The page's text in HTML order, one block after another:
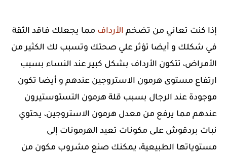
إذا كنت تعاني من تضخم الأرداف مما يجعلك فاقد الثقة
في شكلك و أيضا تؤثر علي صحتك وتسبب لك الكثير من
الأمراض، تتكون الأرداف بشكل كبير عند النساء بسبب
ارتفاع مستوى هرمون الاستروجين عندهم و أيضا تكون
موجودة عند الرجال بسبب قلة هرمون التستوستيرون
عندهم مما يرفع من معدل هرمون الاستروجين، يحتوي
نبات بردقوش على مكونات تعيد الهرمونات إلى
مستوياتها الطبيعية، يمكنك صنع مشروب مكون من